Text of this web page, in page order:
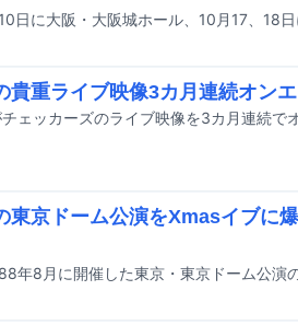
貴重ライブ映像3カ月連続オン
東京ドーム公演をXmasイブに